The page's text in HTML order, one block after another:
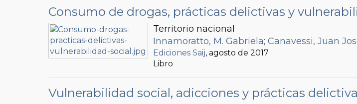
Consumo de drogas, prácticas delictivas y
Territorio nacional
Innamoratto, M. Gabriela; Canavessi, Juan
Ediciones Saij, agosto de 2017
Libro
Vulnerabilidad social, adicciones y prácticas